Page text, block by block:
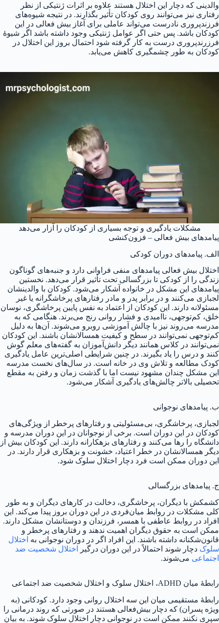
والدینی که دچار این اختلال هستند علاوه بر اثرات ژنتیکی از نظر
رفتاری نیز می‌توانند روی کودکان تأثیر بگذارند. در نتیجه شیوه‌های
فرزندپروری نادرست می‌تواند عاملی برای آغاز بیش فعالی در این
کودکان باشد. پس حتی اگر عوامل ژنتیکی وجود داشته باشد اگر شیوهٔ
فرزرندپروری درست به کار گرفته شود احتمال بروز این اختلال در
کودکان به طور چشمگیری کاهش می‌یابد.
مشکلات یادگیری و توجه بسیاری از کودکان را آزار می‌دهد
پیامدهای بیش فعالی – فزون‌کنشی
الف. پیامدهای دوران کودکی
اختلال بیش فعالی پیامدهای منفی فراوانی دارد و جنبه‌های گوناگون
زندگی را از کودکی تا بزرگسالی تحت تأثیر قرار می‌دهد. نخستین
پیامدهای این مشکل در خانواده آشکار می‌شود. کودکان با والدینشان
لجبازی می‌کنند و در برابر پدر و مادر رفتارهای پرخاشگرانه یا غیر
مسئولانه دارند. این کودکان از اعتماد به نفس پایین پرخاشگری، نوسان
خلق، کم‌توجهی، ناامیدی و فشار روانی رنج می‌برند. هنگامی که به
مدرسه می‌روند نیز با چالش آموزشی روبرو می‌شوند. آن‌ها به دلیل
کم‌توجهی نمی‌توانند در سطح و کیفیت همسالانشان باشند. این کودکان
نمی‌توانند در کلاس همانند دیگر دانش‌آموزان به گفته‌های معلم گوش
کنند و درس را یاد بگیرند. در چنین شرایطی اصلی‌ترین عامل یادگیری
کودک مطالعه و تلاش وی در خانه است. در سال‌های نخست مدرسه
این مشکل چندان مشهود نیست اما با گذشت زمان و رفتن به مقطع
تحصیلی بالاتر چالش‌های یادگیری آشکار می‌شود.
ب. پیامدهای نوجوانی
لجبازی، پرخاشگری، بی‌مسئولیتی و رفتارهای پرخطر از ویژگی‌های
کودکان در این دوران است. برخی از نوجوانان در این دوران مدرسه و
دانشگاه را رها می‌کنند و رفتارهای بزهکارانه دارند. این کودکان بیش از
دیگر همسالانشان در خطر اعتیاد، خشونت و بزهکاری قرار دارند. در
این دوران ممکن است فرد دچار اختلال سلوک شود.
ج. پیامدهای بزرگسالی
کشمکش با دیگران، پرخاشگری، دخالت در کارهای دیگران و به طور
کلی مشکلات در روابط میان‌فردی در این دوران بروز پیدا می‌کند. این
افراد در روابط عاطفی با همسر، فرزندان و دوستانشان مشکل دارند.
ممکن است به حقوق دیگران اهمیت ندهند و رفتارهای پرخطر و
قانون‌شکنانه داشته باشند. این افراد اگر در دوران نوجوانی به اختلال
سلوک دچار شوند احتمالاً در این دوران درگیر
اختلال شخصیت ضد
اجتماعی می‌شوند.
رابطهٔ میان ADHD، اختلال سلوک و اختلال شخصیت ضد اجتماعی
رابطهٔ مستقیمی میان این سه اختلال روانی وجود دارد. کودکانی (به
ویژه پسران) که دچار بیش‌فعالی هستند در صورتی که روند درمانی را
سپری نکنند ممکن است در نوجوانی دچار اختلال سلوک شوند. به بیان